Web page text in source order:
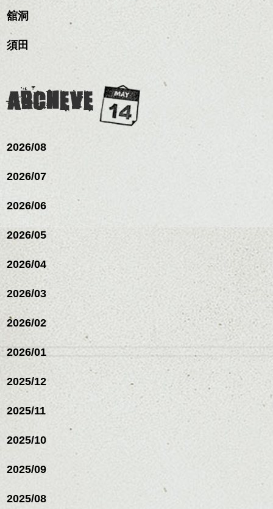
ミニボブ/抜け感ショート/バ
これからのスタイルチェ
ハンサムショート／ヘッド
スパ／伸びても目立たない
ヘアカラー/ハイライト/ダブ
ルカラー/髪質改善/TOKIOト
リートメント/ブリーチ/イン
ナーカラー/イルミナカラー/
ミニボブ/抜け感ショート/バ
レイヤージュ/縮毛矯正
更に雰囲気が出やすくな
って毎日のお手入れも簡
さり気ない程度にハイラ
スタイリングも簡単で、
ワックスとオイル、バー
ム等の質感を調整しやす
ながら
ンジの事等
下さい。
お待ちしております
シバタ
のも良い感じです。
是非なんでもご相談して
下さいね。
舘洞
須田
ARCHEVE
2026/08
2026/07
2026/06
2026/05
2026/04
2026/03
2026/02
2026/01
2025/12
2025/11
2025/10
2025/09
2025/08